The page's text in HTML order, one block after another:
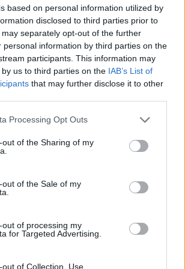
based on personal information utilized by
disclosed to third parties prior to
separately opt-out of the further
personal information by third parties on the
participants. This information may
us to third parties on the IAB’s List of
that may further disclose it to other
Processing Opt Outs
out of the Sharing of my
out of the Sale of my
out of processing my
for Targeted Advertising.
of Collection, Use,
la sécurité de vos volets.
pouvez équiper certains volets de
à l’horizontale ou encore de
ou ajourer. Également, pour que
parfaitement avec votre maison nous
15 coloris standards du marché
en aluminium vous assurera des
élégants pour habiller votre façade.
matériaux comme le bois,
robuste, car il a l’avantage d’être
il ne rouille pas et ne s’altère